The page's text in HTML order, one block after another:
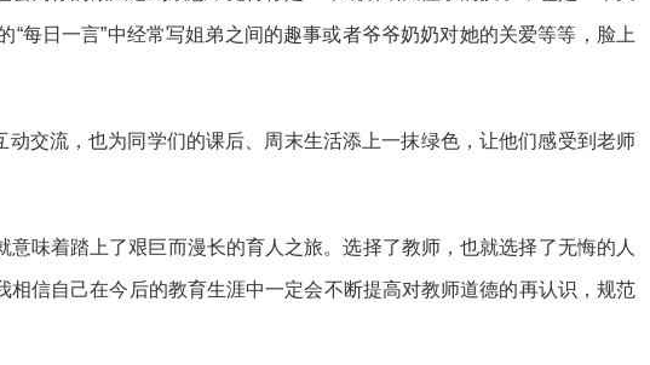
每日一言”中经常写姐弟之间的趣事或者爷爷奶奶对她的关爱等等，脸上
动交流，也为同学们的课后、周末生活添上一抹绿色，让他们感受到老师
味着踏上了艰巨而漫长的育人之旅。选择了教师，也就选择了无悔的人
信自己在今后的教育生涯中一定会不断提高对教师道德的再认识，规范